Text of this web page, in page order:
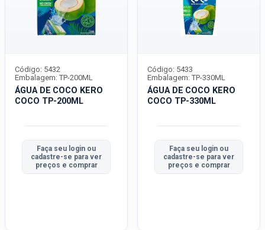
ÁGUA DE COCO KERO
COCO TP-200ML
Código: 5432
Embalagem: TP-200ML
Faça seu login ou
cadastre-se para ver
preços e comprar
ÁGUA DE COCO KERO
COCO TP-330ML
Código: 5433
Embalagem: TP-330ML
Faça seu login ou
cadastre-se para ver
preços e comprar